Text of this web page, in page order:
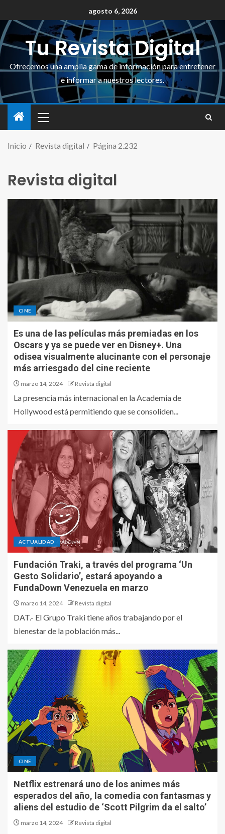
agosto 6, 2026
Tu Revista Digital
Ofrecemos una amplia gama de información para entretener
e informar a nuestros lectores.
Inicio Revista digital Página 2.232
Revista digital
CINE
Es una de las películas más premiadas en los
Oscars y ya se puede ver en Disney+. Una
odisea visualmente alucinante con el personaje
más arriesgado del cine reciente
marzo 14, 2024 Revista digital
La presencia más internacional en la Academia de
Hollywood está permitiendo que se consoliden...
ACTUALIDAD
Fundación Traki, a través del programa ‘Un
Gesto Solidario’, estará apoyando a
FundaDown Venezuela en marzo
marzo 14, 2024 Revista digital
DAT.- El Grupo Traki tiene años trabajando por el
bienestar de la población más...
CINE
Netflix estrenará uno de los animes más
esperados del año, la comedia con fantasmas y
aliens del estudio de ‘Scott Pilgrim da el salto’
marzo 14, 2024 Revista digital